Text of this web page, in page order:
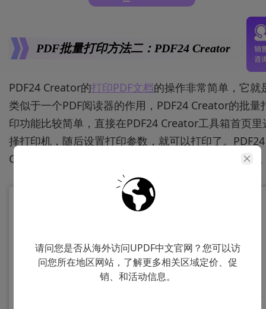
请问您是否从海外访问UPDF中文官网？您可以访
问您所在地区网站，了解更多相关区域定价、促
销、和活动信息。
PDF批量打印方法二： PDF24 Creator
PDF24 Creator的打印PDF文档的操作非常简单，它就
类似于一个PDF阅读器的作用，PDF24 Creator的批量
印功能比较简单，直接在PDF24 Creator工具箱首页里
择打印机，随后设置打印参数，就可以打印了。PDF24
Creator还可以对多个PDF打印机进行不同的打印任务